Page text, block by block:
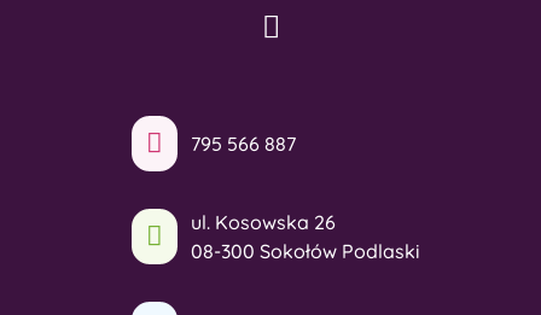
795 566 887
ul. Kosowska 26
08-300 Sokołów Podlaski